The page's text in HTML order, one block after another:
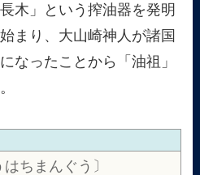
木」という搾油器を発明
まり、大山崎神人が諸国
なったことから「油祖」
はちまんぐう〕